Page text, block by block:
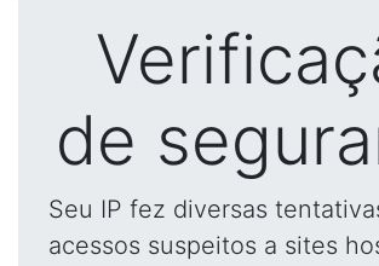
de
Seu IP fez diversas
acessos suspeitos a sites